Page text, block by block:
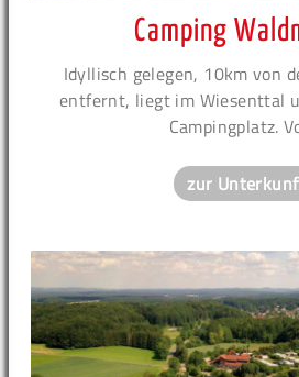
Camping
Idyllisch gelegen, 10km von
entfernt, liegt im Wiesenttal
Campingplatz.
zur